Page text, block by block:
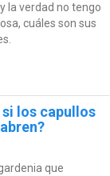
la verdad no tengo
cuáles son sus
si los capullos
que